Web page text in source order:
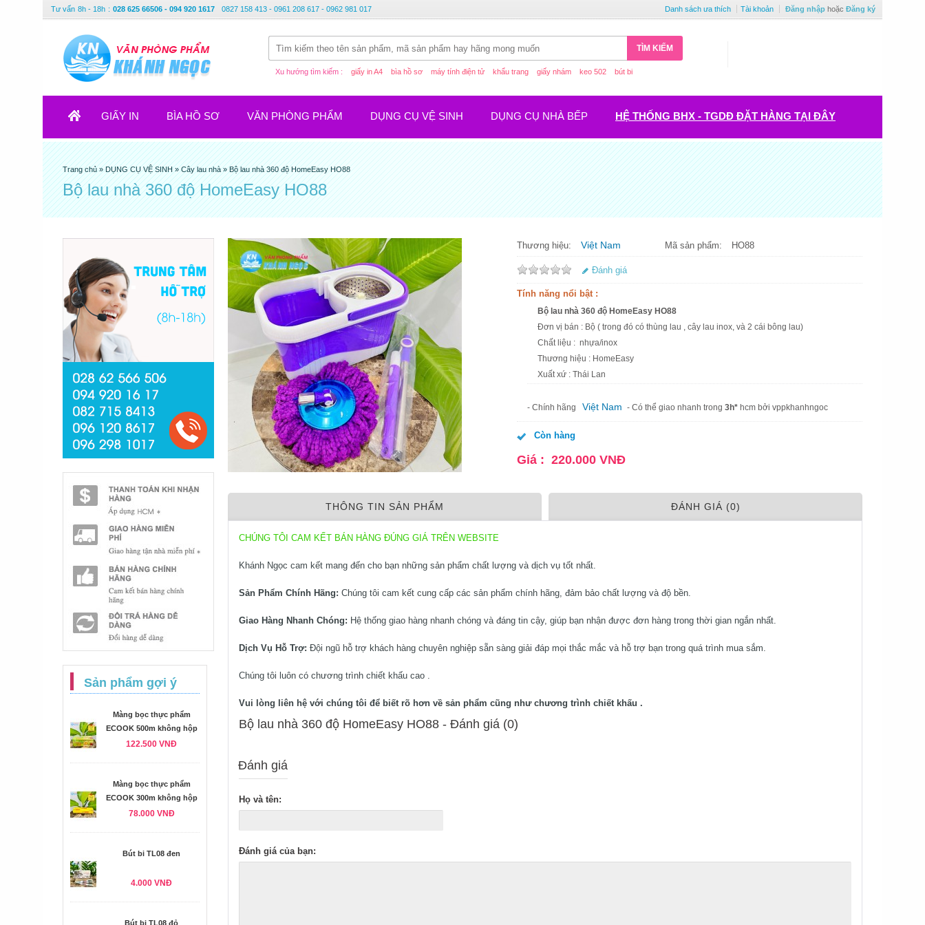
Tư vấn 8h - 18h : 028 625 66506 - 094 920 1617 0827 158 413 - 0961 208 617 - 0962 981 017 Danh sách ưa thích Tài khoản Đăng nhập hoặc Đăng ký
TÌM KIẾM
Xu hướng tìm kiếm : giấy in A4 bìa hồ sơ máy tính điện tử khẩu trang giấy nhám keo 502 bút bi
GIẤY IN BÌA HỒ SƠ VĂN PHÒNG PHẨM DỤNG CỤ VỆ SINH DỤNG CỤ NHÀ BẾP HỆ THỐNG BHX - TGDĐ ĐẶT HÀNG TẠI ĐÂY
Trang chủ»DỤNG CỤ VỆ SINH»Cây lau nhà »Bộ lau nhà 360 độ HomeEasy HO88
Bộ lau nhà 360 độ HomeEasy HO88
Sản phẩm gợi ý
Màng bọc thực phẩm
ECOOK 500m không hộp
122.500 VNĐ
Màng bọc thực phẩm
ECOOK 300m không hộp
78.000 VNĐ
Bút bi TL08 đen
4.000 VNĐ
Bút bi TL08 đỏ
Thương hiệu: Việt Nam Mã sản phẩm: HO88
Đánh giá
Tính năng nổi bật :
Bộ lau nhà 360 độ HomeEasy HO88
Đơn vị bán : Bộ ( trong đó có thùng lau , cây lau inox, và 2 cái bông lau)
Chất liệu : nhựa/inox
Thương hiệu : HomeEasy
Xuất xứ : Thái Lan
- Chính hãng Việt Nam - Có thể giao nhanh trong 3h* hcm bởi vppkhanhngoc
Còn hàng
Giá : 220.000 VNĐ
THÔNG TIN SẢN PHẨM ÐÁNH GIÁ (0)
CHÚNG TÔI CAM KẾT BÁN HÀNG ĐÚNG GIÁ TRÊN WEBSITE
Khánh Ngọc cam kết mang đến cho bạn những sản phẩm chất lượng và dịch vụ tốt nhất.
Sản Phẩm Chính Hãng: Chúng tôi cam kết cung cấp các sản phẩm chính hãng, đảm bảo chất lượng và độ bền.
Giao Hàng Nhanh Chóng: Hệ thống giao hàng nhanh chóng và đáng tin cậy, giúp bạn nhận được đơn hàng trong thời gian ngắn nhất.
Dịch Vụ Hỗ Trợ: Đội ngũ hỗ trợ khách hàng chuyên nghiệp sẵn sàng giải đáp mọi thắc mắc và hỗ trợ bạn trong quá trình mua sắm.
Chúng tôi luôn có chương trình chiết khấu cao .
Vui lòng liên hệ với chúng tôi để biết rõ hơn về sản phẩm cũng như chương trình chiết khấu .
Bộ lau nhà 360 độ HomeEasy HO88 - Ðánh giá (0)
Đánh giá
Họ và tên:
Đánh giá của bạn: